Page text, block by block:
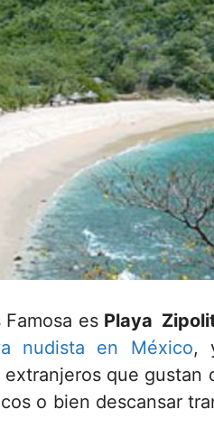
Famosa es Playa
nudista en México,
que gustan
o bien descansar